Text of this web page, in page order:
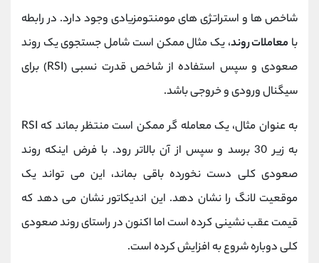
شاخص ها و استراتژی های مومنتومزیادی وجود دارد. در رابطه
با معاملات روند، یک مثال ممکن است شامل جستجوی یک روند
صعودی و سپس استفاده از شاخص قدرت نسبی (RSI) برای
سیگنال ورودی و خروجی باشد.
به عنوان مثال، یک معامله گر ممکن است منتظر بماند که RSI
به زیر 30 برسد و سپس از آن بالاتر رود. با فرض اینکه روند
صعودی کلی دست نخورده باقی بماند، این می تواند یک
موقعیت لانگ را نشان دهد. این اندیکاتور نشان می دهد که
قیمت عقب نشینی کرده است اما اکنون در راستای روند صعودی
کلی دوباره شروع به افزایش کرده است.